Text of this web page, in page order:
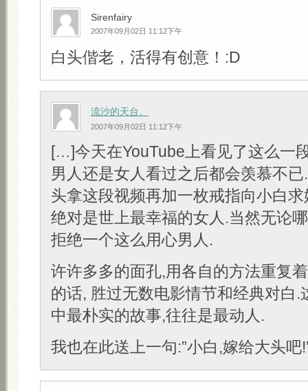
Sirenfairy
2007年09月02日 11:12下午
白头偕老，活得有创意！:D
流沙的天台。
2007年09月02日 11:12下午
[…]今天在YouTube上看见了这么一
男人还是女人看过之后都会羡慕不
头拿这段视频再加一枚戒指向小白
绝对是世上最幸福的女人.当然无论
拒绝一个这么用心男人.
许许多多的面孔,用各自的方法重复
的话, 胜过无数电影情节和经典对白.
中最朴实的故事,往往是最动人.
我也在此送上一句:”小白,嫁给大头